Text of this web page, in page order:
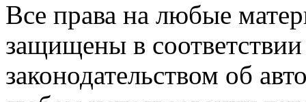
Все права на любые
защищены в
законодательством об